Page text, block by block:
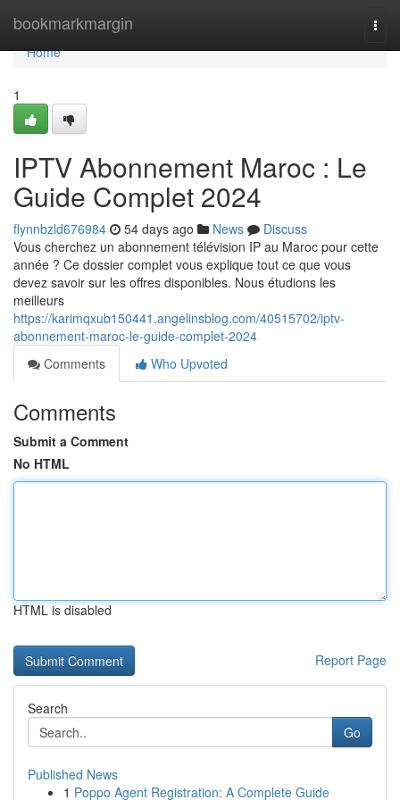
bookmarkmargin
Home
Home
1
IPTV Abonnement Maroc : Le
Guide Complet 2024
flynnbzld676984 54 days ago News
Discuss
Vous cherchez un abonnement télévision IP au Maroc pour cette
année ? Ce dossier complet vous explique tout ce que vous
devez savoir sur les offres disponibles. Nous étudions les
meilleurs
https://karimqxub150441.angelinsblog.com/40515702/iptv-
abonnement-maroc-le-guide-complet-2024
Comments
Who Upvoted
Comments
Submit a Comment
No HTML
HTML is disabled
Report Page
Search
Go
Published News
1 Poppo Agent Registration: A Complete Guide